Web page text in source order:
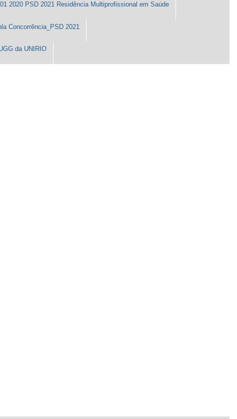
2020 PSD 2021 Residência Multiprofissional em Saúde
Concorrência_PSD 2021
da UNIRIO